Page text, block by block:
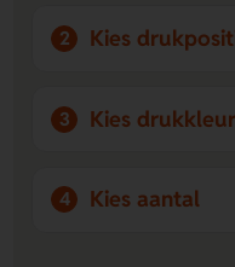
2 Kies
3 Kies
4 Kies aantal